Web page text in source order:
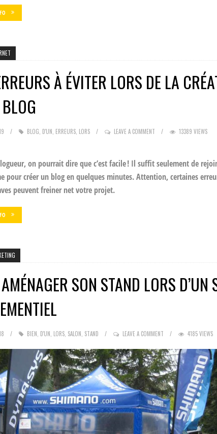
À ÉVITER LORS DE LA
BLOG D'UN ERREURS, LORS LEAVE A COMMENT 13389 VIEWS
on pourrait dire que c’est facile ! Il suffit seulement de
pour créer un blog en quelques minutes. Attention, certaines
peuvent freiner net votre projet.
SON STAND LORS D’UN
BIEN D'UN LORS, SALON STAND LEAVE A COMMENT 4185 VIEWS